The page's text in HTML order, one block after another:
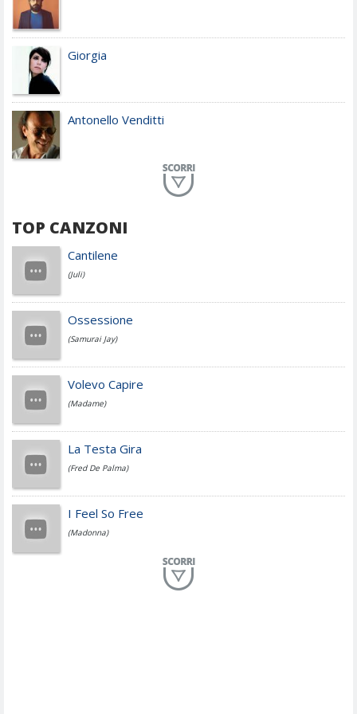
Giorgia
Antonello Venditti
Achille Lauro
Cesare Cremonini
Jovanotti
Fedez
Simone Cristicchi
TOP CANZONI
Cantilene
(Juli)
Ossessione
(Samurai Jay)
Volevo Capire
(Madame)
La Testa Gira
(Fred De Palma)
I Feel So Free
(Madonna)